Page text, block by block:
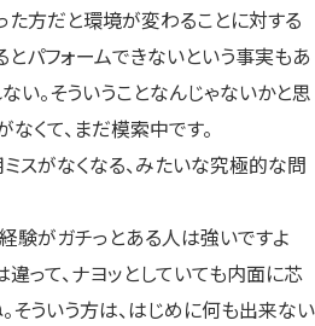
た方だと環境が変わることに対する
パフォームできないという事実もあ
い。そういうことなんじゃないかと思
くて、まだ模索中です。
スがなくなる、みたいな究極的な問
験がガチっとある人は強いですよ
って、ナヨッとしていても内面に芯
そういう方は、はじめに何も出来ない